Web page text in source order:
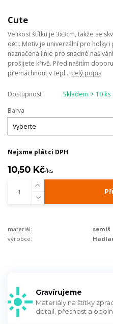
Cute
Velikost štítku je 3x3cm, takže se
děti. Motiv je univerzální pro holky
naznačená linie pro snadné
prošijete křivě. Před našitím
přemáchnout v tepl... celý popis
Dostupnost
Skladem > 10 ks
Barva
Nejsme plátci DPH
10,50 Kč/ks
materiál:
semiš
výrobce:
Gravírujeme
Materiály na štítky
detail, přesnost a